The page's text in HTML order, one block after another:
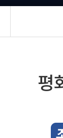
평